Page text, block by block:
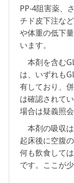
PP-4阻害薬、
チド皮下注な
や体重の低下
います。
本剤を含む
は、いずれも
有しており、
は確認されて
場合は疑義照
本剤の吸収
起床後に空腹
何も飲食して
です。ここが